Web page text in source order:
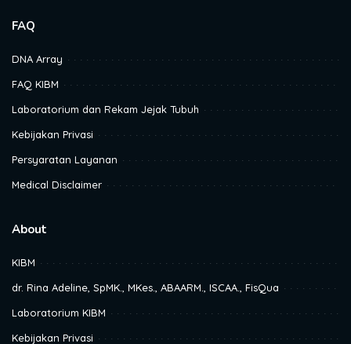
FAQ
DNA Array
FAQ KIBM
Laboratorium dan Rekam Jejak Tubuh
Kebijakan Privasi
Persyaratan Layanan
Medical Disclaimer
About
KIBM
dr. Rina Adeline, SpMK., MKes., ABAARM., ISCAA., FisQua
Laboratorium KIBM
Kebijakan Privasi